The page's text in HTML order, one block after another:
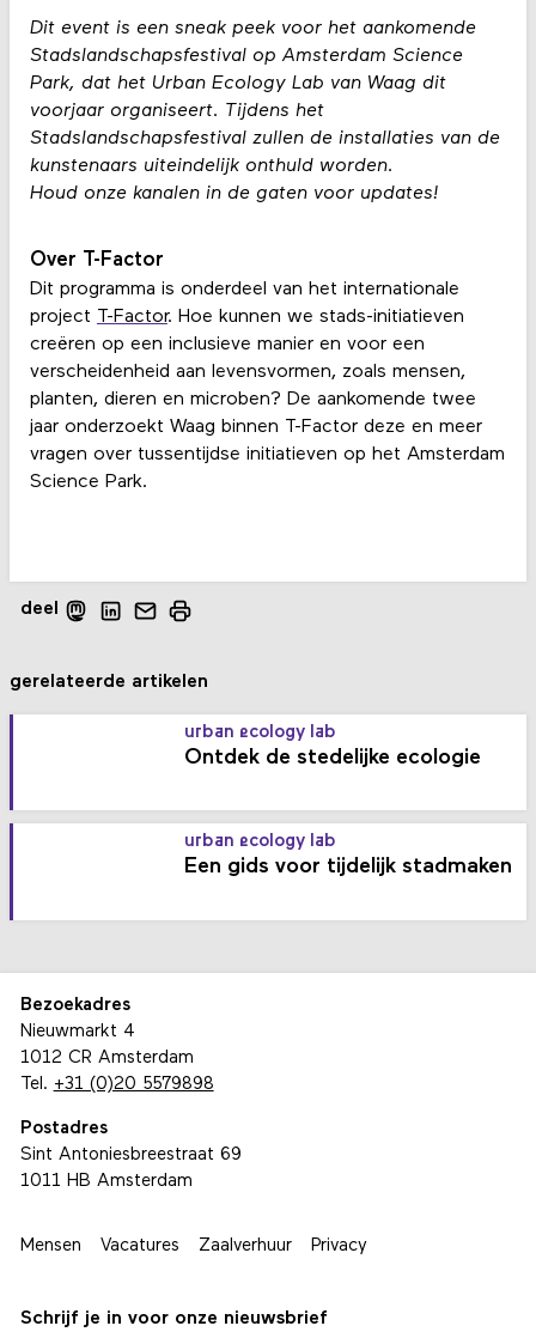
Dit event is een sneak peek voor het aankomende
Stadslandschapsfestival op Amsterdam Science
Park, dat het Urban Ecology Lab van Waag dit
voorjaar organiseert. Tijdens het
Stadslandschapsfestival zullen de installaties van de
kunstenaars uiteindelijk onthuld worden.
Houd onze kanalen in de gaten voor updates!
Over T-Factor
Dit programma is onderdeel van het internationale
project T-Factor. Hoe kunnen we stads-initiatieven
creëren op een inclusieve manier en voor een
verscheidenheid aan levensvormen, zoals mensen,
planten, dieren en microben? De aankomende twee
jaar onderzoekt Waag binnen T-Factor deze en meer
vragen over tussentijdse initiatieven op het Amsterdam
Science Park.
deel
gerelateerde artikelen
urban ecology lab
Ontdek de stedelijke ecologie
urban ecology lab
Een gids voor tijdelijk stadmaken
Bezoekadres
Nieuwmarkt 4
1012 CR Amsterdam
Tel. +31 (0)20 5579898
Postadres
Sint Antoniesbreestraat 69
1011 HB Amsterdam
Mensen Vacatures Zaalverhuur Privacy
Schrijf je in voor onze nieuwsbrief